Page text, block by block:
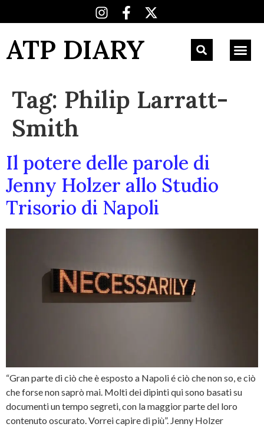
ATP DIARY
Tag: Philip Larratt-
Smith
Il potere delle parole di
Jenny Holzer allo Studio
Trisorio di Napoli
“Gran parte di ciò che è esposto a Napoli é ciò che non so, e ciò
che forse non saprò mai. Molti dei dipinti qui sono basati su
documenti un tempo segreti, con la maggior parte del loro
contenuto oscurato. Vorrei capire di più”. Jenny Holzer